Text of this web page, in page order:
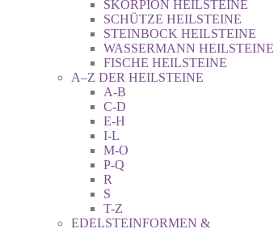
SKORPION HEILSTEINE
SCHÜTZE HEILSTEINE
STEINBOCK HEILSTEINE
WASSERMANN HEILSTEINE
FISCHE HEILSTEINE
A–Z DER HEILSTEINE
A-B
C-D
E-H
I-L
M-O
P-Q
R
S
T-Z
EDELSTEINFORMEN &